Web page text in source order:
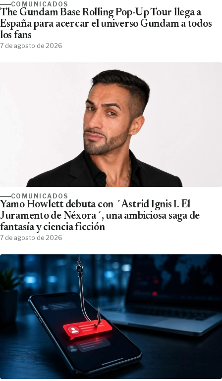
COMUNICADOS
The Gundam Base Rolling Pop-Up Tour llega a
España para acercar el universo Gundam a todos
los fans
7 de agosto de 2026
COMUNICADOS
Yamo Howlett debuta con ´Astrid Ignis I. El
Juramento de Néxora´, una ambiciosa saga de
fantasía y ciencia ficción
7 de agosto de 2026